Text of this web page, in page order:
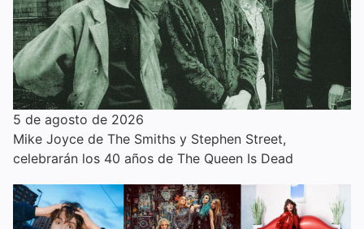
5 de agosto de 2026
Mike Joyce de The Smiths y Stephen Street,
celebrarán los 40 años de The Queen Is Dead